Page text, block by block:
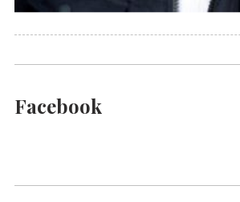
Facebook